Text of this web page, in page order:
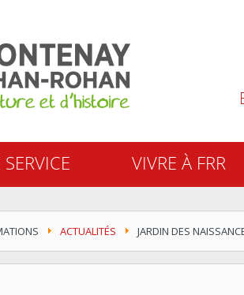
VIVRE À FRR
ACTUALITÉS JARDIN DES